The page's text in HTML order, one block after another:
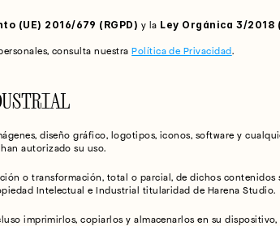
(UE) 2016/679 (RGPD) y la Ley Orgánica 3/2018
consulta nuestra Política de Privacidad.
diseño gráfico, logotipos, iconos, software y
autorizado su uso.
o transformación, total o parcial, de dichos
Intelectual e Industrial titularidad de Harena Studio.
imprimirlos, copiarlos y almacenarlos en su